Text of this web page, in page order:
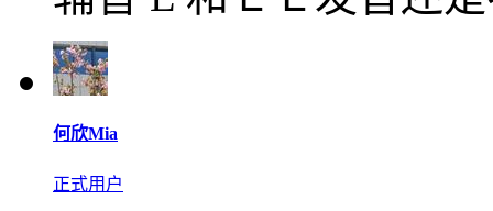
何欣Mia
正式用户